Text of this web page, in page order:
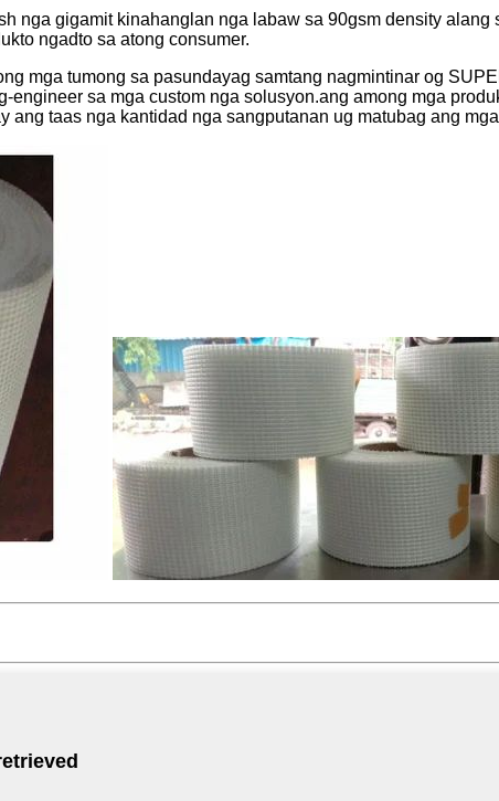
nga gigamit kinahanglan nga labaw sa 90gsm density
ngadto sa atong consumer.
mga tumong sa pasundayag samtang nagmintinar og
engineer sa mga custom nga solusyon.ang among mga
ang taas nga kantidad nga sangputanan ug matubag ang